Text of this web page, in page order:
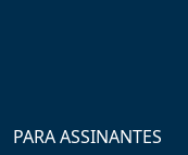
PARA ASSINANTES